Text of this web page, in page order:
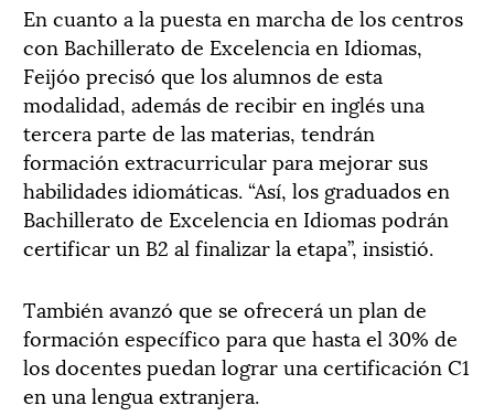
En cuanto a la puesta en marcha de los centros
con Bachillerato de Excelencia en Idiomas,
Feijóo precisó que los alumnos de esta
modalidad, además de recibir en inglés una
tercera parte de las materias, tendrán
formación extracurricular para mejorar sus
habilidades idiomáticas. “Así, los graduados en
Bachillerato de Excelencia en Idiomas podrán
certificar un B2 al finalizar la etapa”, insistió.
También avanzó que se ofrecerá un plan de
formación específico para que hasta el 30% de
los docentes puedan lograr una certificación C1
en una lengua extranjera.